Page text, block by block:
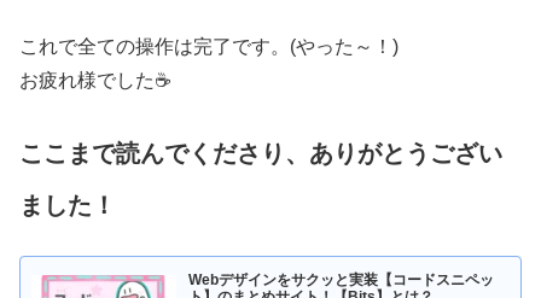
これで全ての操作は完了です。(やった～！)
お疲れ様でした☕
ここまで読んでくださり、ありがとうござい
ました！
Webデザインをサクッと実装【コードスニペッ